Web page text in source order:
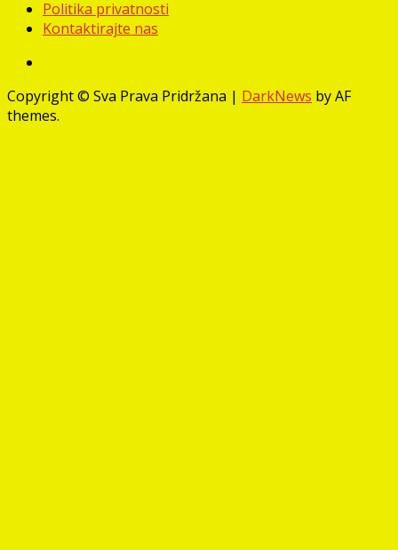
Politika privatnosti
Kontaktirajte nas
Copyright © Sva Prava Pridržana | DarkNews by AF
themes.